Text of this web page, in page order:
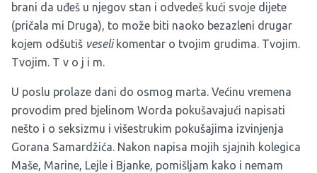
brani da uđeš u njegov stan i odvedeš kući svoje dijete
(pričala mi Druga), to može biti naoko bezazleni drugar
kojem odšutiš veseli komentar o tvojim grudima. Tvojim.
Tvojim. T v o j i m.
U poslu prolaze dani do osmog marta. Većinu vremena
provodim pred bjelinom Worda pokušavajući napisati
nešto i o seksizmu i višestrukim pokušajima izvinjenja
Gorana Samardžića. Nakon napisa mojih sjajnih kolegica
Maše, Marine, Lejle i Bjanke, pomišljam kako i nemam